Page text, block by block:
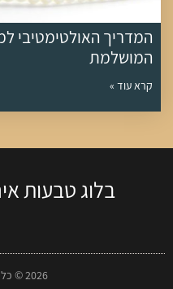
המדריך האולטימטיבי
המושלמת
קרא עוד »
בלוג טבעות
2026 © כל הזכויות שמורות